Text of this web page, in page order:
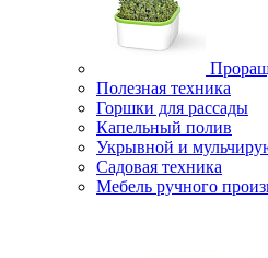
Полезная техника
Горшки для рассады
Капельный полив
Укрывной и
Садовая техника
Мебель ручного